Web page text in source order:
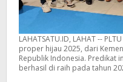
LAHATSATU.ID, LAHAT --
proper hijau 2025, dari
Republik Indonesia. Predikat
berhasil di raih pada tahun